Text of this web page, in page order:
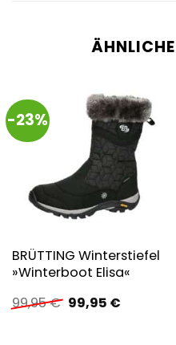
-23%
BRÜTTING Winterstiefel
»Winterboot Elisa«
99,95€ Ursprünglicher
Preis
99,95 €Aktueller